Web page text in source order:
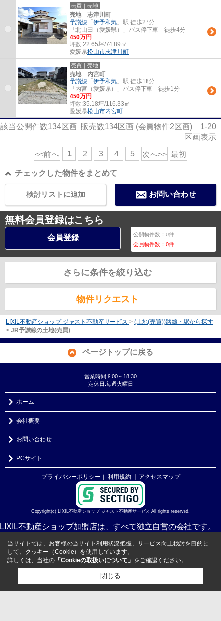
売買｜売地
売地 志津川町
予讃線 「 伊予和気 」駅 徒歩27分
「北山田（愛媛県）」バス停下車 徒歩4分
450万円
坪数:22.65坪/74.89㎡
愛媛県松山市志津川町
売買｜売地
売地 内宮町
予讃線 「 伊予和気 」駅 徒歩18分
「内宮（愛媛県）」バス停下車 徒歩1分
450万円
坪数:35.18坪/116.33㎡
愛媛県松山市内宮町
該当公開件数134区画 販売数134区画 (会員物件2区画) 1-20
区画表示
<<前へ 1 2 3 4 5 次へ>> 最初
チェックした物件をまとめて
お問い合わせ
検討リストに追加
無料会員登録はこちら
会員登録 公開物件数：0件
会員物件数：0件
さらに条件を絞り込む
物件リクエスト
LIXIL不動産ショップ ジャスト不動産サービス > (土地(売買))路線・駅から探す
> JR予讃線の土地(売買)
ページトップに戻る
営業時間:9:00～18:30
定休日:毎週火曜日
ホーム
会社概要
お問い合わせ
PCサイト
プライバシーポリシー ｜ 利用規約 ｜アクセスマップ
Copyright(c) LIXIL不動産ショップ ジャスト不動産サービス All rights reserved.
LIXIL不動産ショップ加盟店は、すべて独立自営の会社です。
当サイトでは、お客様の当サイト利用状況把握、サービス向上検討を目的と
して、クッキー（Cookie）を使用しています。
詳しくは、当社の 「Cookieの取扱いについて」 をご確認ください。
閉じる